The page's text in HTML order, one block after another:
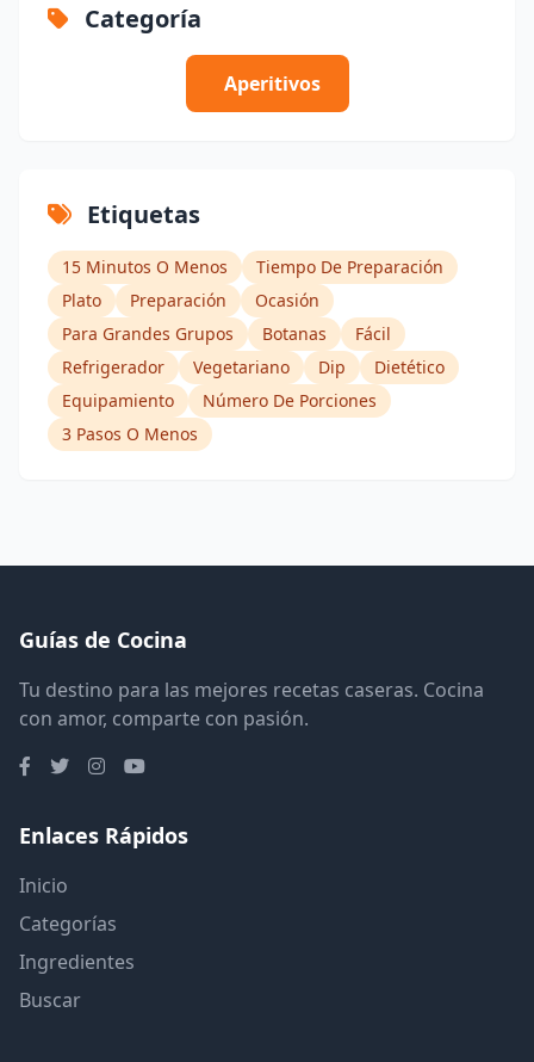
Categoría
Aperitivos
Etiquetas
15 Minutos O Menos
Tiempo De Preparación
Plato
Preparación
Ocasión
Para Grandes Grupos
Botanas
Fácil
Refrigerador
Vegetariano Dip
Dietético
Equipamiento
Número De Porciones
3 Pasos O Menos
Guías de Cocina
Tu destino para las mejores recetas caseras. Cocina
con amor, comparte con pasión.
Enlaces Rápidos
Inicio
Categorías
Ingredientes
Buscar